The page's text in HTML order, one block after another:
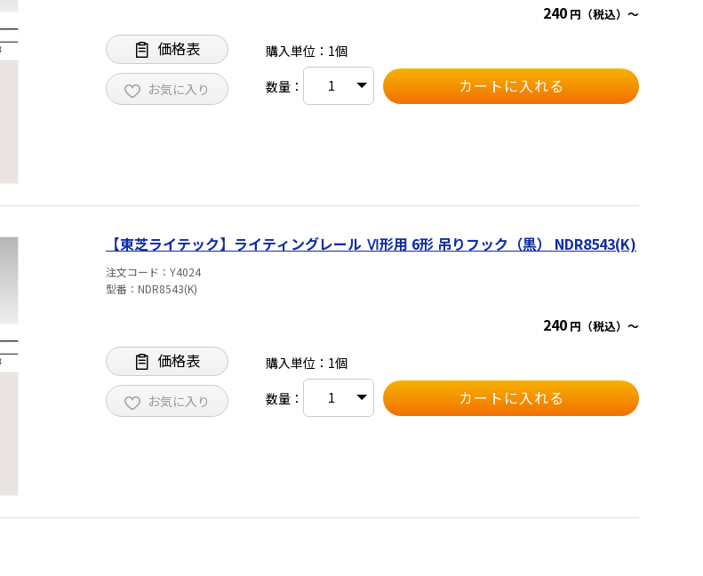
240 円（税込）～
価格表
お気に入り
購入単位：1個
数量：
【東芝ライテック】ライティングレール Ⅵ形用 6形 吊りフック（黒） NDR8543(K)
注文コード
Y4024
型番
NDR8543(K)
240 円（税込）～
価格表
お気に入り
購入単位：1個
数量：